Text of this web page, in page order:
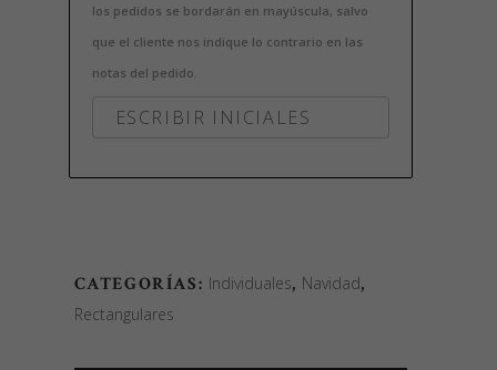
los pedidos se bordarán en mayúscula, salvo
que el cliente nos indique lo contrario en las
notas del pedido.
CATEGORÍAS: Individuales, Navidad,
Rectangulares